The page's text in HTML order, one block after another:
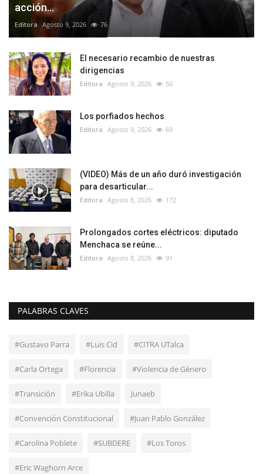
acción...
Editora Agosto 9, 2026 76
El necesario recambio de nuestras
dirigencias
Editora Agosto 9, 2026 50
Los porfiados hechos
Editora Agosto 9, 2026 69
(VIDEO) Más de un año duró investigación
para desarticular...
Editora Agosto 8, 2026 172
Prolongados cortes eléctricos: diputado
Menchaca se reúne...
Editora Agosto 8, 2026 91
PALABRAS CLAVES
#Gustavo Parra #Luis Cid #CITRA UTalca
#Carla Ortega #Florencia #Violencia de Género
#Transición #Erika Ubilla Junaeb
#Convención Constitucional #Juan Pablo González
#Carolina Poblete #SUBDERE #Los Toros
#Eric Waghorn Arce